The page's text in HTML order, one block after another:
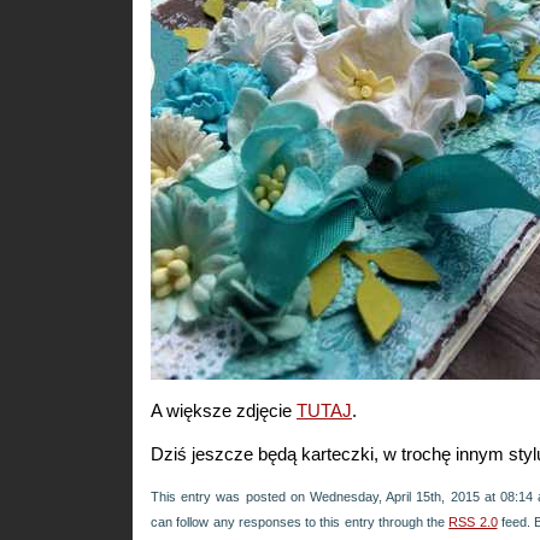
A większe zdjęcie TUTAJ.
Dziś jeszcze będą karteczki, w trochę innym
This entry was posted on Wednesday, April 15th, 2015 at
can follow any responses to this entry through the RSS 2.0feed.